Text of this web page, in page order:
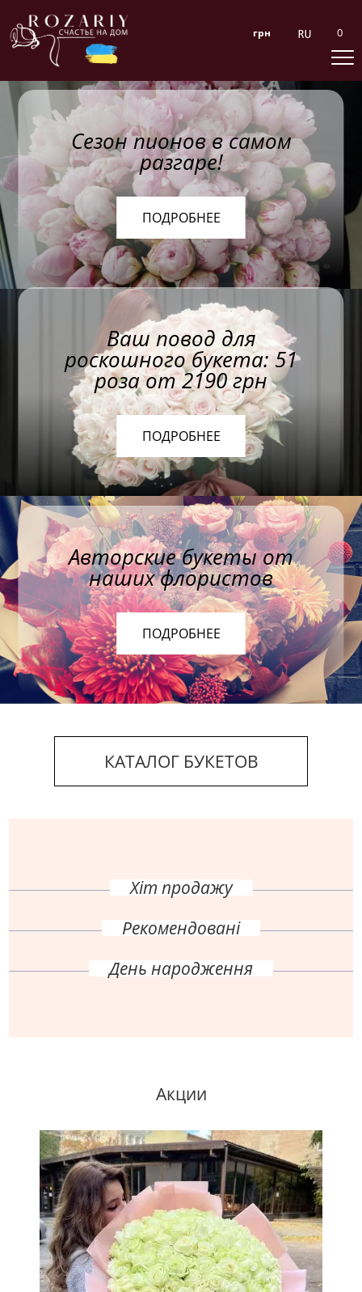
грн 0
Сезон пионов в самом
разгаре!
ПОДРОБНЕЕ
Ваш повод для
роскошного букета: 51
роза от 2190 грн
ПОДРОБНЕЕ
Авторские букеты от
наших флористов
ПОДРОБНЕЕ
КАТАЛОГ БУКЕТОВ
Хіт продажу
Рекомендовані
День народження
Акции